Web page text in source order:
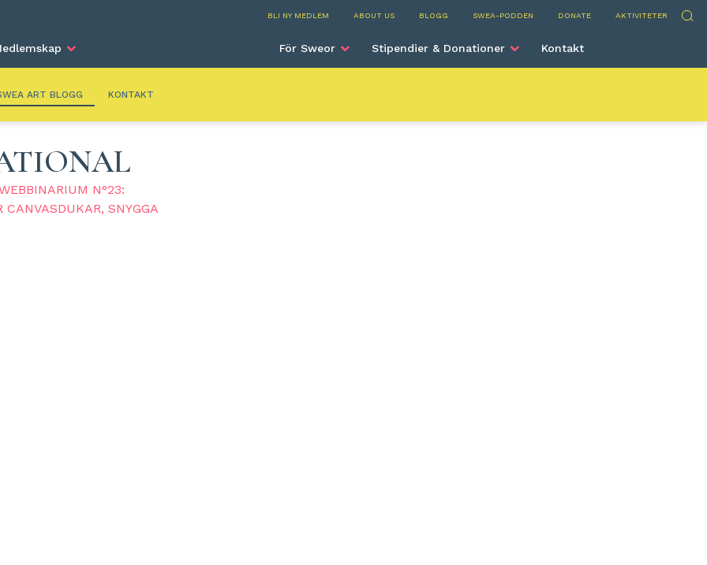
BLI NY MEDLEM ABOUT US BLOGG SWEA-PODDEN DONATE AKTIVITETER Sök
SWEA Art International
För Sweor Stipendier & Donationer Kontakt
ART BLOGG KONTAKT
N°23:
SNYGGA